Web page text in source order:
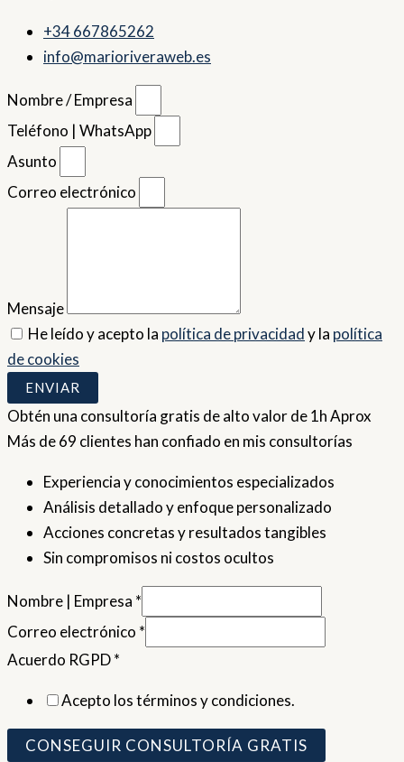
+34 667865262
info@marioriveraweb.es
Nombre / Empresa
Teléfono | WhatsApp
Asunto
Correo electrónico
Mensaje
He leído y acepto la política de privacidady la política
de cookies
ENVIAR
Obtén una consultoría gratis de alto valor de 1h Aprox
Más de 69 clientes han confiado en mis consultorías
Experiencia y conocimientos especializados
Análisis detallado y enfoque personalizado
Acciones concretas y resultados tangibles
Sin compromisos ni costos ocultos
Nombre | Empresa *
Correo electrónico *
Acuerdo RGPD*
Acepto los términos y condiciones.
CONSEGUIR CONSULTORÍA GRATIS